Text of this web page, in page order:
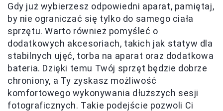
Gdy już wybierzesz odpowiedni aparat, pamiętaj,
by nie ograniczać się tylko do samego ciała
sprzętu. Warto również pomyśleć o
dodatkowych akcesoriach, takich jak statyw dla
stabilnych ujęć, torba na aparat oraz dodatkowa
bateria. Dzięki temu Twój sprzęt będzie dobrze
chroniony, a Ty zyskasz możliwość
komfortowego wykonywania dłuższych sesji
fotograficznych. Takie podejście pozwoli Ci